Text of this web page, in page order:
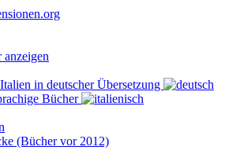
.org
in deutscher Übersetzung
Bücher
(Bücher vor 2012)